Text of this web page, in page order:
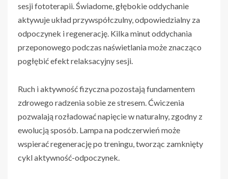
sesji fototerapii. Świadome, głębokie oddychanie
aktywuje układ przywspółczulny, odpowiedzialny za
odpoczynek i regenerację. Kilka minut oddychania
przeponowego podczas naświetlania może znacząco
pogłębić efekt relaksacyjny sesji.
Ruch i aktywność fizyczna pozostają fundamentem
zdrowego radzenia sobie ze stresem. Ćwiczenia
pozwalają rozładować napięcie w naturalny, zgodny z
ewolucją sposób. Lampa na podczerwień może
wspierać regenerację po treningu, tworząc zamknięty
cykl aktywność-odpoczynek.